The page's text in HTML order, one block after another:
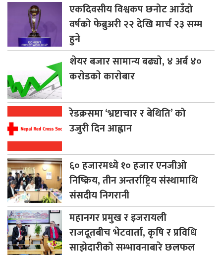
एकदिवसीयविश्वकप छनोट आउँदो
वर्षको फेब्रुअरी २२ देखि मार्च २३ सम्म
हुने
शेयरबजार सामान्य बढ्याे, ४ अर्ब ४०
कराेडकाे काराेबार
रेडक्रसमा‘भ्रष्टाचार र बेथिति’ को
उजुरी दिन आह्वान
६०हजारमध्ये १० हजार एनजीओ
निष्क्रिय, तीन अन्तर्राष्ट्रिय संस्थामाथि
संसदीय निगरानी
महानगरप्रमुख र इजरायली
राजदूतबीच भेटवार्ता, कृषि र प्रविधि
साझेदारीको सम्भावनाबारे छलफल